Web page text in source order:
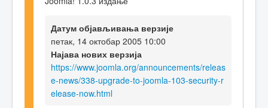
Датум објављивања верзије
петак, 14 октобар 2005 10:00
Најава нових верзија
https://www.joomla.org/announcements/releas
e-news/338-upgrade-to-joomla-103-security-r
elease-now.html